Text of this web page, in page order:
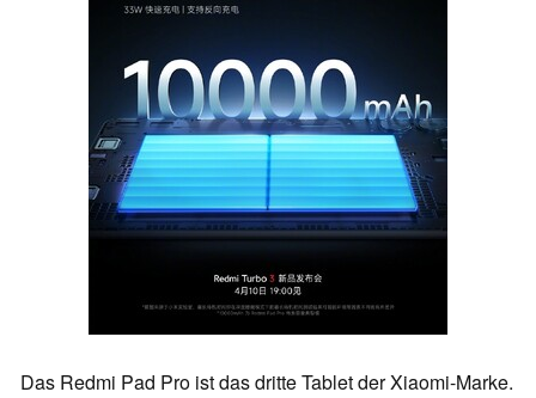
Das Redmi Pad Pro ist das dritte Tablet der Xiaomi-Marke.